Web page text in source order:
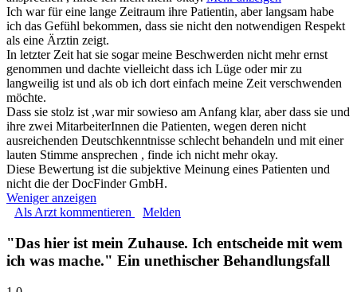
Ich war für eine lange Zeitraum ihre Patientin, aber langsam habe
ich das Gefühl bekommen, dass sie nicht den notwendigen Respekt
als eine Ärztin zeigt.
In letzter Zeit hat sie sogar meine Beschwerden nicht mehr ernst
genommen und dachte vielleicht dass ich Lüge oder mir zu
langweilig ist und als ob ich dort einfach meine Zeit verschwenden
möchte.
Dass sie stolz ist ,war mir sowieso am Anfang klar, aber dass sie und
ihre zwei MitarbeiterInnen die Patienten, wegen deren nicht
ausreichenden Deutschkenntnisse schlecht behandeln und mit einer
lauten Stimme ansprechen , finde ich nicht mehr okay.
Diese Bewertung ist die subjektive Meinung eines Patienten und
nicht die der DocFinder GmbH.
Weniger anzeigen
Als Arzt kommentieren
Melden
"Das hier ist mein Zuhause. Ich entscheide mit wem
ich was mache." Ein unethischer Behandlungsfall